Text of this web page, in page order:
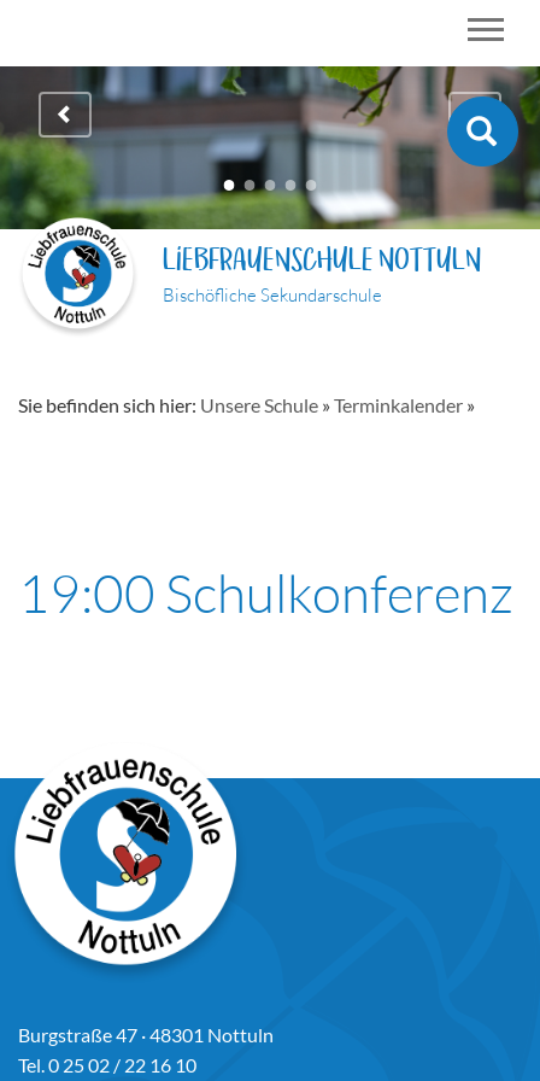
LIEBFRAUENSCHULE NOTTULN
Bischöfliche Sekundarschule
Sie befinden sich hier: Unsere Schule »Terminkalender »
19:00 Schulkonferenz
Burgstraße 47 · 48301 Nottuln
Tel. 0 25 02 / 22 16 10